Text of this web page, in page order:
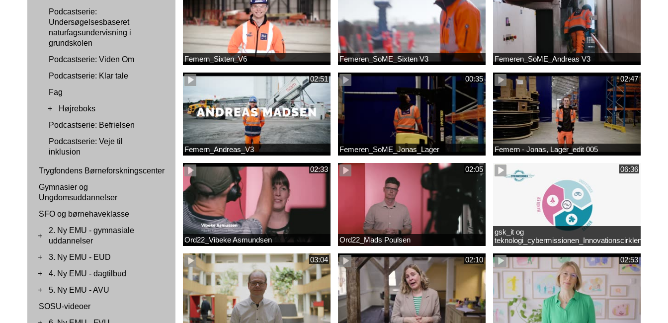
Podcastserie:
Undersøgelsesbaseret
naturfagsundervisning i
grundskolen
Podcastserie: Viden Om
Podcastserie: Klar tale
Fag
+
Højreboks
Podcastserie: Befrielsen
Podcastserie: Veje til
inklusion
Trygfondens Børneforskningscenter
Gymnasier og
Ungdomsuddannelser
SFO og børnehaveklasse
+
2. Ny EMU - gymnasiale
uddannelser
+
3. Ny EMU - EUD
+
4. Ny EMU - dagtilbud
+
5. Ny EMU - AVU
SOSU-videoer
Femern_Sixten_V6 Femeren_SoME_Sixten V3 Femeren_SoME_Andreas V3
02:51
Femern_Andreas_V3
00:35
Femeren_SoME_Jonas_Lager
02:47
Femern - Jonas, Lager_edit 005
02:33
Ord22_Vibeke Asmundsen
02:05
Ord22_Mads Poulsen
06:36
gsk_it og
teknologi_cybermissionen_Innovationscirklen
03:04 02:10 02:53